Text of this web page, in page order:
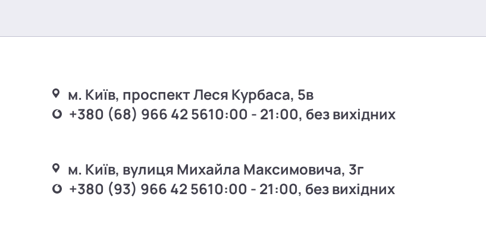
м. Київ, проспект Леся Курбаса, 5в
+380 (68) 966 42 5610:00 - 21:00, без вихідних
м. Київ, вулиця Михайла Максимовича, 3г
+380 (93) 966 42 5610:00 - 21:00, без вихідних